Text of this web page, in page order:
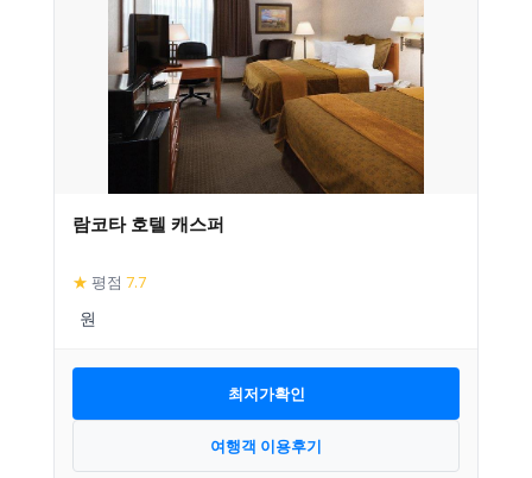
람코타 호텔 캐스퍼
★ 평점 7.7
최저가확인
여행객 이용후기